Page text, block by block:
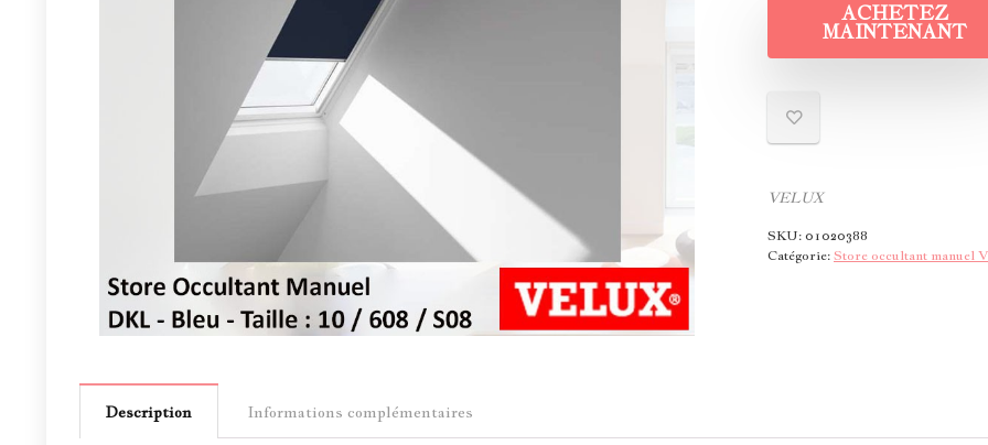
ACHETEZ
MAINTENANT
VELUX
SKU:01020388
Catégorie:Store occultant manuel
Description Informations complémentaires